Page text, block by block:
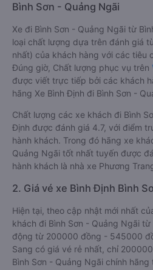
Bình Sơn - Quảng Ngãi
Xe đi Bình Sơn - Quảng Ngãi từ
loại chất lượng dựa trên đánh giá
nhất) của khách hàng với các tiêu
Đúng giờ, Chất lượng phục vụ trên
được viết trực tiếp bởi các khách
hãng Xe Bình Định đi Bình Sơn -
Chất lượng các xe khách đi Bình
Định được đánh giá 4.7, với điểm
hành khách. Trong đó hãng xe
Quảng Ngãi tốt nhất tuyến được
hành khách là nhà xe Phương
2. Giá vé xe Bình Định Bình
Hiện tại, theo cập nhật mới nhất
khách đi Bình Sơn - Quảng Ngãi
động từ 200000 đồng - 545000
Sang có giá vé rẻ nhất, chỉ
Bình Sơn - Quảng Ngãi chính hãng